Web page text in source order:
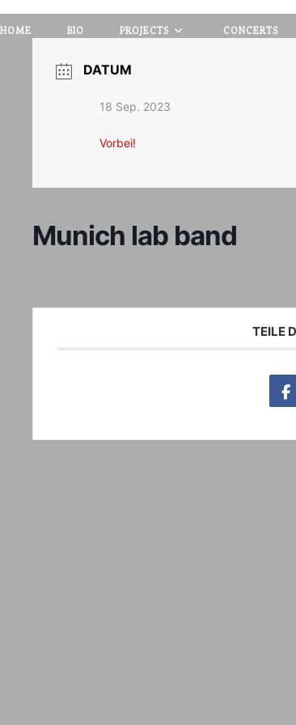
HOME BIO PROJECTS CONCERTS
DATUM
18 Sep. 2023
Vorbei!
Munich lab band
TEILE